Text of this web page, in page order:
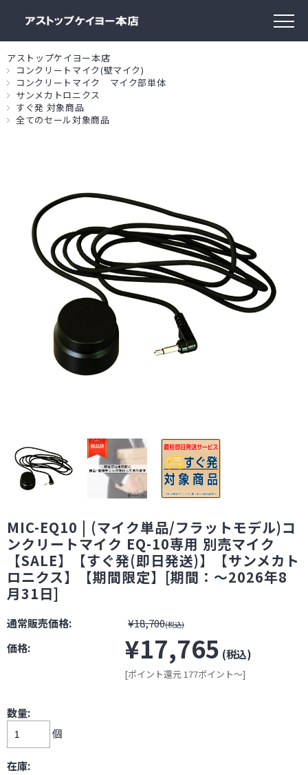
アストップケイヨー本店
コンクリートマイク(壁マイク)
コンクリートマイク マイク部単体
サンメカトロニクス
すぐ発 対象商品
全てのセール対象商品
MIC-EQ10 | (マイク単品/フラットモデル)コ
ンクリートマイク EQ-10専用 別売マイク
【SALE】【すぐ発(即日発送)】【サンメカト
ロニクス】【期間限定】[期間：～2026年8
月31日]
通常販売価格: ¥18,700(税込)
価格: ¥17,765 (税込)
[ポイント還元 177ポイント～]
数量:
個
在庫: